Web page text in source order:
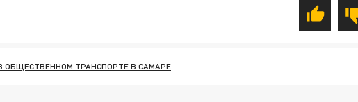
ОБЩЕСТВЕННОМ ТРАНСПОРТЕ В САМАРЕ